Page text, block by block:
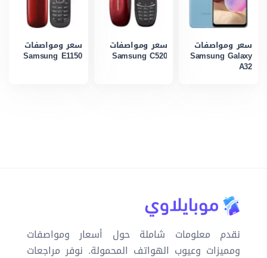
سعر ومواصفات
Samsung Galaxy
A32
سعر ومواصفات
Samsung C520
سعر ومواصفات
Samsung E1150
نقدم معلومات شاملة حول أسعار ومواصفات
ومميزات وعيوب الهواتف المحمولة. نوفر مراجعات